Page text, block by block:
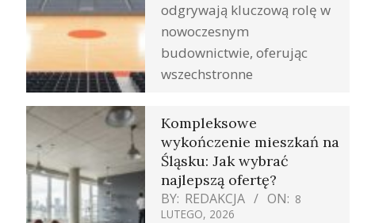
odgrywają kluczową rolę w
nowoczesnym
budownictwie, oferując
wszechstronne
Kompleksowe
wykończenie mieszkań na
Śląsku: Jak wybrać
najlepszą ofertę?
BY: REDAKCJA ON: 8
LUTEGO, 2026